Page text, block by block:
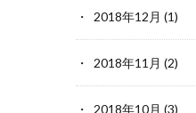
2018年12月 (1)
2018年11月 (2)
2018年10月 (3)